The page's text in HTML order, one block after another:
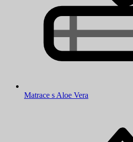
Matrace s Aloe Vera